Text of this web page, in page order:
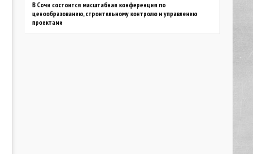
В Сочи состоится масштабная конференция по
ценообразованию, строительному контролю и управлению
проектами